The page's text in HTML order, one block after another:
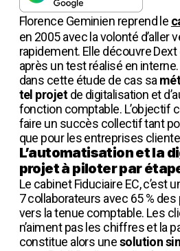
Florence Geminien reprend le
en 2005 avec la volonté d’aller
rapidement. Elle découvre Dext
après un test réalisé en
dans cette étude de cas sa
tel projetde digitalisation et
fonction comptable. L’objectif
faire un succès collectif tant
que pour les entreprises
L’automatisation et la
projet à piloter par
Le cabinet Fiduciaire EC, c’est
7 collaborateurs avec 65 %
vers la tenue comptable. Les
n’aiment pas les chiffres et la
constitue alors unesolution